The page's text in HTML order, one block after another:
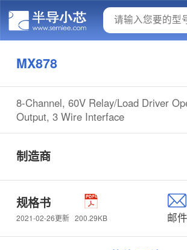
MX878
8-Channel, 60V Relay/Load Driver
Output, 3 Wire Interface
制造商
规格书
2021-02-26更新 200.29KB 邮件